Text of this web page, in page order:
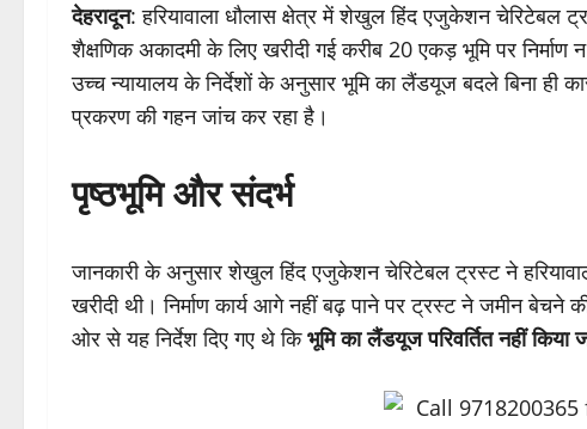
देहरादून: हरियावाला धौलास क्षेत्र में शेखुल हिंद एजुकेशन चेरिटेबल
शैक्षणिक अकादमी के लिए खरीदी गई करीब 20 एकड़ भूमि पर
उच्च न्यायालय के निर्देशों के अनुसार भूमि का लैंडयूज बदले बिना ही
प्रकरण की गहन जांच कर रहा है।
पृष्ठभूमि और संदर्भ
जानकारी के अनुसार शेखुल हिंद एजुकेशन चेरिटेबल ट्रस्ट ने
खरीदी थी। निर्माण कार्य आगे नहीं बढ़ पाने पर ट्रस्ट ने जमीन
ओर से यह निर्देश दिए गए थे किभूमि का लैंडयूज परिवर्तित नहीं किया